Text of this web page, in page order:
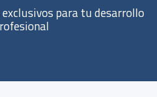
para tu desarrollo